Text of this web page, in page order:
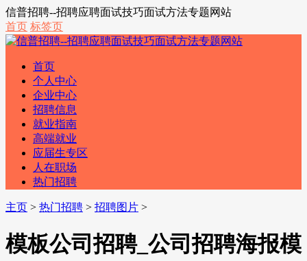
信普招聘--招聘应聘面试技巧面试方法专题网站
首页 标签页
首页
个人中心
企业中心
招聘信息
就业指南
高端就业
应届生专区
人在职场
热门招聘
主页 > 热门招聘 > 招聘图片 >
模板公司招聘_公司招聘海报模